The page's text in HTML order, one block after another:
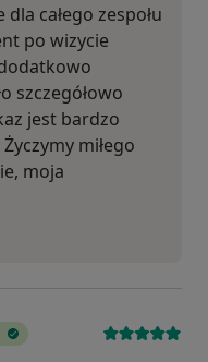
całego zespołu
po wizycie
szczegółowo
jest bardzo
miłego
moja